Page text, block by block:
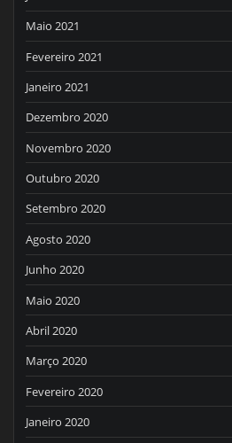
Maio 2021
Fevereiro 2021
Janeiro 2021
Dezembro 2020
Novembro 2020
Outubro 2020
Setembro 2020
Agosto 2020
Junho 2020
Maio 2020
Abril 2020
Março 2020
Fevereiro 2020
Janeiro 2020